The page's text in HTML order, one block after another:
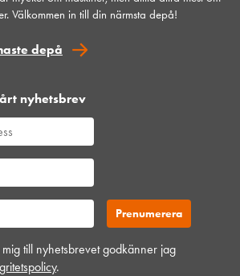
Välkommen in till din närmsta depå!
depå
nyhetsbrev
till nyhetsbrevet godkänner jag
.